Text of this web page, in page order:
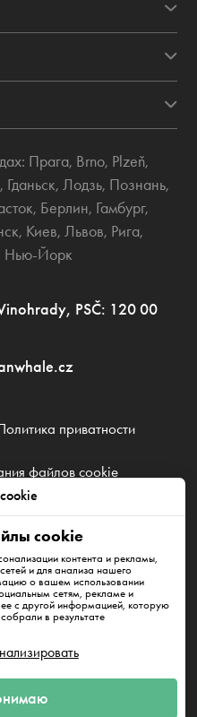
cookie
контента и рекламы,
и для анализа нашего
о вашем использовании
сетям, рекламе и
с другой информацией, которую
в результате
Прага, Brno, Plzeň,
, Гданьск, Лодзь, Познань,
, Берлин, Гамбург,
, Киев, Львов, Рига,
Нью-Йорк
PSČ: 120 00
приватности
файлов cookie
CZ17345197
120 00, Praha 2